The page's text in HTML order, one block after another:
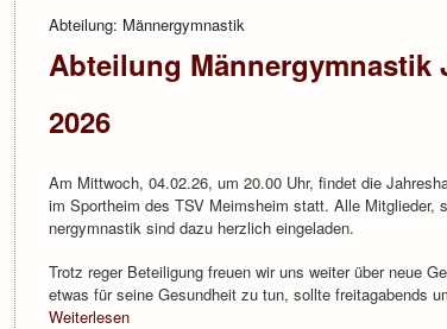
Abteilung: Männergymnastik
Abteilung Männergymnastik
2026
Am Mittwoch, 04.02.26, um 20.00 Uhr, findet die
im Sportheim des TSV Meimsheim statt. Alle Mitglieder,
nergymnastik sind dazu herzlich eingeladen.
Trotz reger Beteiligung freuen wir uns weiter über neue
etwas für seine Gesundheit zu tun, sollte freitagabends
Weiterlesen